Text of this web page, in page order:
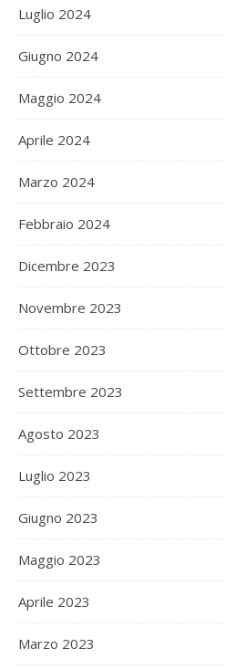
Luglio 2024
Giugno 2024
Maggio 2024
Aprile 2024
Marzo 2024
Febbraio 2024
Dicembre 2023
Novembre 2023
Ottobre 2023
Settembre 2023
Agosto 2023
Luglio 2023
Giugno 2023
Maggio 2023
Aprile 2023
Marzo 2023